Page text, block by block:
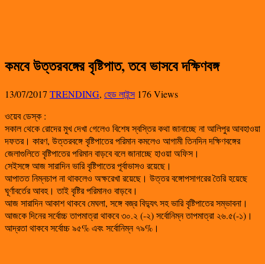
কমবে উত্তরবঙ্গের বৃষ্টিপাত, তবে ভাসবে দক্ষিণবঙ্গ
13/07/2017 TRENDING, হেড লাইন্স 176 Views
ওয়েব ডেস্ক :
সকাল থেকে রোদের মুখ দেখা গেলেও বিশেষ স্বস্তির কথা জানাচ্ছে না আলিপুর আবহাওয়া
দফতর। কারণ, উত্তরবঙ্গে বৃষ্টিপাতের পরিমান কমলেও আগামী তিনদিন দক্ষিণবঙ্গের
জেলাগুলিতে বৃষ্টিপাতের পরিমান বাড়বে বলে জানাচ্ছে হাওয়া অফিস।
সেইসঙ্গে আজ সারাদিন ভারি বৃষ্টিপাতের পূর্বাভাসও রয়েছে।
আপাতত নিম্নচাপ না থাকলেও অক্ষরেখা রয়েছে। উত্তর বঙ্গোপসাগরের তৈরি হয়েছে
ঘূর্ণাবর্তের আবহ। তাই বৃষ্টির পরিমানও বাড়বে।
আজ সারাদিন আকাশ থাকবে মেঘলা, সঙ্গে বজ্র বিদ্যুৎ সহ ভারি বৃষ্টিপাতের সম্ভাবনা।
আজকে দিনের সর্বোচ্চ তাপমাত্রা থাকবে ৩০.২ (-২) সর্বোনিম্ন তাপমাত্রা ২৬.৫(-১)।
আদ্রতা থাকবে সর্বোচ্চ ৯৫% এবং সর্বোনিম্ন ৭৯%।